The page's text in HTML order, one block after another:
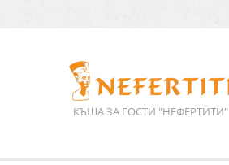
КЪЩА ЗА ГОСТИ "НЕФЕРТИТИ"